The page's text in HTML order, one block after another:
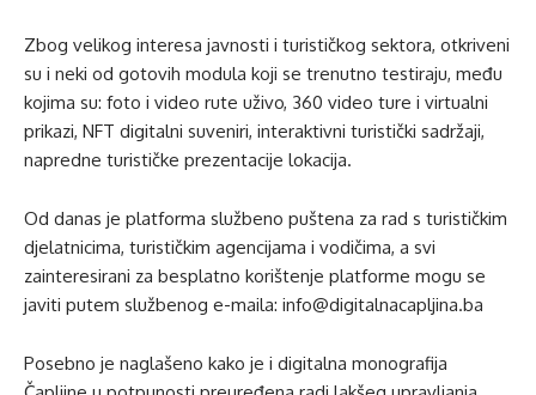
Zbog velikog interesa javnosti i turističkog sektora, otkriveni
su i neki od gotovih modula koji se trenutno testiraju, među
kojima su: foto i video rute uživo, 360 video ture i virtualni
prikazi, NFT digitalni suveniri, interaktivni turistički sadržaji,
napredne turističke prezentacije lokacija.
Od danas je platforma službeno puštena za rad s turističkim
djelatnicima, turističkim agencijama i vodičima, a svi
zainteresirani za besplatno korištenje platforme mogu se
javiti putem službenog e-maila: info@digitalnacapljina.ba
Posebno je naglašeno kako je i digitalna monografija